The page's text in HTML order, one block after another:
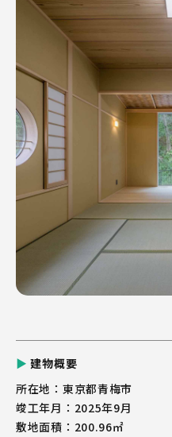
強固な品質管理体制があります
建物概要
所在地
東京都青梅市
竣工年月
2025年9月
敷地面積
200.96㎡